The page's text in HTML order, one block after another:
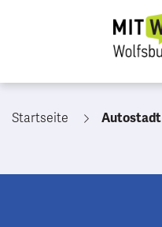
Startseite Autostadt